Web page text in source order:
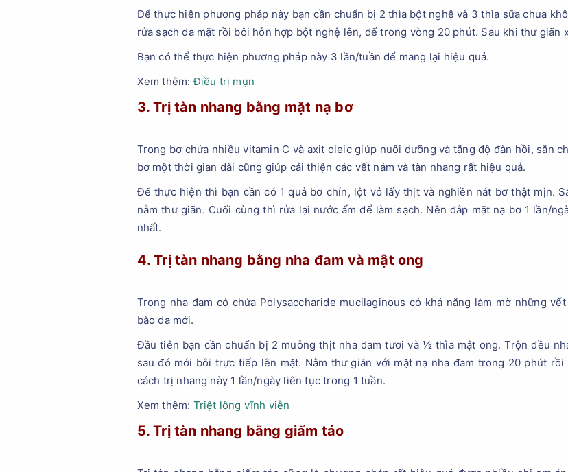
Để thực hiện phương pháp này bạn cần chuẩn bị 2 thìa bột nghệ và 3 thìa sữa chua
rửa sạch da mặt rồi bôi hỗn hợp bột nghệ lên, để trong vòng 20 phút. Sau khi thư giãn
Bạn có thể thực hiện phương pháp này 3 lần/tuần để mang lại hiệu quả.
Xem thêm:Điều trị mụn
3. Trị tàn nhang bằng mặt nạ bơ
Trong bơ chứa nhiều vitamin C và axit oleic giúp nuôi dưỡng và tăng độ đàn hồi, săn
bơ một thời gian dài cũng giúp cải thiện các vết nám và tàn nhang rất hiệu quả.
Để thực hiện thì bạn cần có 1 quả bơ chín, lột vỏ lấy thịt và nghiền nát bơ thật mịn.
nằm thư giãn. Cuối cùng thì rửa lại nước ấm để làm sạch. Nên đắp mặt nạ bơ 1 lần/
nhất.
4. Trị tàn nhang bằng nha đam và mật ong
Trong nha đam có chứa Polysaccharide mucilaginous có khả năng làm mờ những
bào da mới.
Đầu tiên bạn cần chuẩn bị 2 muỗng thịt nha đam tươi và ½ thìa mật ong. Trộn đều
sau đó mới bôi trực tiếp lên mặt. Nằm thư giãn với mặt nạ nha đam trong 20 phút
cách trị nhang này 1 lần/ngày liên tục trong 1 tuần.
Xem thêm: Triệt lông vĩnh viễn
5. Trị tàn nhang bằng giấm táo